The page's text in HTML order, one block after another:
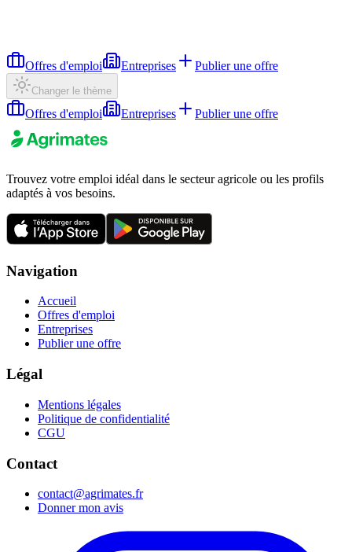
Offres d'emploi Entreprises Publier une offre
Changer le thème
Offres d'emploi Entreprises Publier une offre
Trouvez votre emploi idéal dans le secteur agricole ou les profils
adaptés à vos besoins.
Navigation
Accueil
Offres d'emploi
Entreprises
Publier une offre
Légal
Mentions légales
Politique de confidentialité
CGU
Contact
contact@agrimates.fr
Donner mon avis